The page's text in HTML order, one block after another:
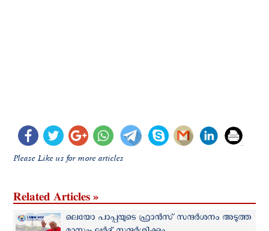
Please Like us for more articles
Related Articles »
ലെയോ പാപ്പയുടെ ഫ്രാന്‍സ് സന്ദര്‍ശനം അടുത്ത